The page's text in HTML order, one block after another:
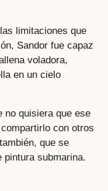
limitaciones que
Sandor fue capaz
voladora,
en un cielo
no quisiera que ese
con otros
que se
pintura submarina.